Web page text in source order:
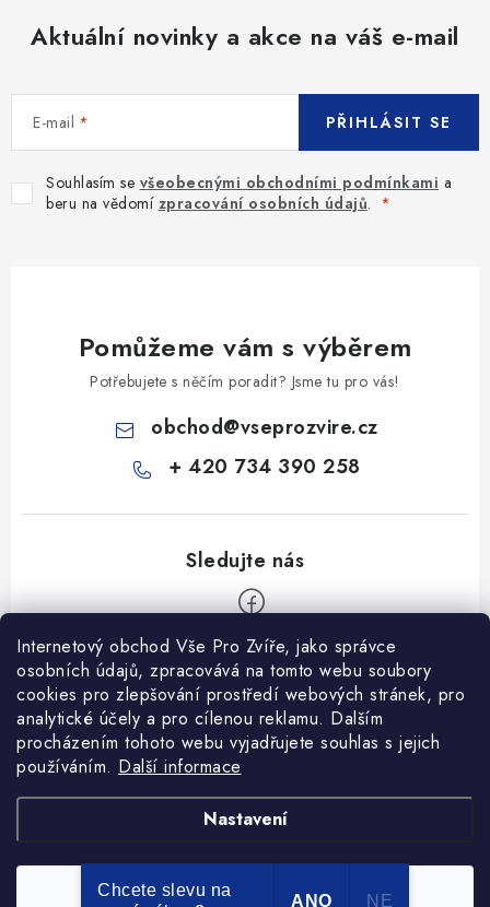
Internetový obchod Vše Pro Zvíře, jako správce
osobních údajů, zpracovává na tomto webu soubory
cookies pro zlepšování prostředí webových stránek, pro
analytické účely a pro cílenou reklamu. Dalším
procházením tohoto webu vyjadřujete souhlas s jejich
používáním. Další informace
Nastavení
Souhlasím
Aktuální novinky a akce na váš e-mail
E-mail
Souhlasím se všeobecnými obchodními podmínkami a
beru na vědomí zpracování osobních údajů.
PŘIHLÁSIT SE
Pomůžeme vám s výběrem
Potřebujete s něčím poradit? Jsme tu pro vás!
obchod@vseprozvire.cz
+ 420 734 390 258
Informace pro Vás
Ceník dopravy
Kontakty
Obchodní podmínky
Podmínky ochrany osobních údajů
Heuréka recenze
Copyright 2026Vše Pro Zvíře . Všechna práva vyhrazena.
Chcete slevu na
ANO NE